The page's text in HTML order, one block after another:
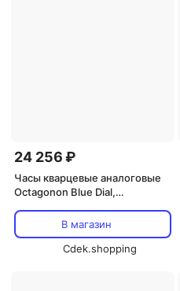
24 256 ₽
Часы кварцевые аналоговые
Octagonon Blue Dial,
В магазин
Cdek.shopping